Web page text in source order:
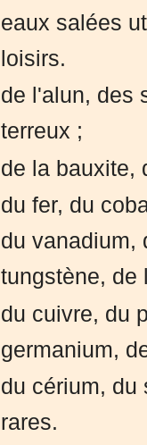
eaux salées
loisirs.
de l'alun, des
terreux ;
de la bauxite,
du fer, du
du vanadium,
tungstène, de
du cuivre, du
germanium,
du cérium, du
rares.